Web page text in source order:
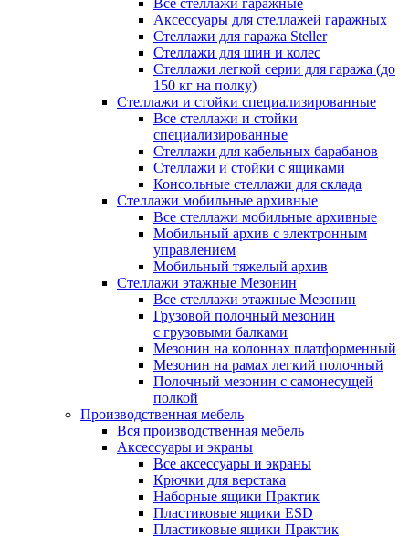
Все стеллажи гаражные
Аксессуары для стеллажей гаражных
Стеллажи для гаража Steller
Стеллажи для шин и колес
Стеллажи легкой серии для гаража (до
150 кг на полку)
Стеллажи и стойки специализированные
Все стеллажи и стойки
специализированные
Стеллажи для кабельных барабанов
Стеллажи и стойки с ящиками
Консольные стеллажи для склада
Стеллажи мобильные архивные
Все стеллажи мобильные архивные
Мобильный архив с электронным
управлением
Мобильный тяжелый архив
Стеллажи этажные Мезонин
Все стеллажи этажные Мезонин
Грузовой полочный мезонин
с грузовыми балками
Мезонин на колоннах платформенный
Мезонин на рамах легкий полочный
Полочный мезонин с самонесущей
полкой
Производственная мебель
Вся производственная мебель
Аксессуары и экраны
Все аксессуары и экраны
Крючки для верстака
Наборные ящики Практик
Пластиковые ящики ESD
Пластиковые ящики Практик